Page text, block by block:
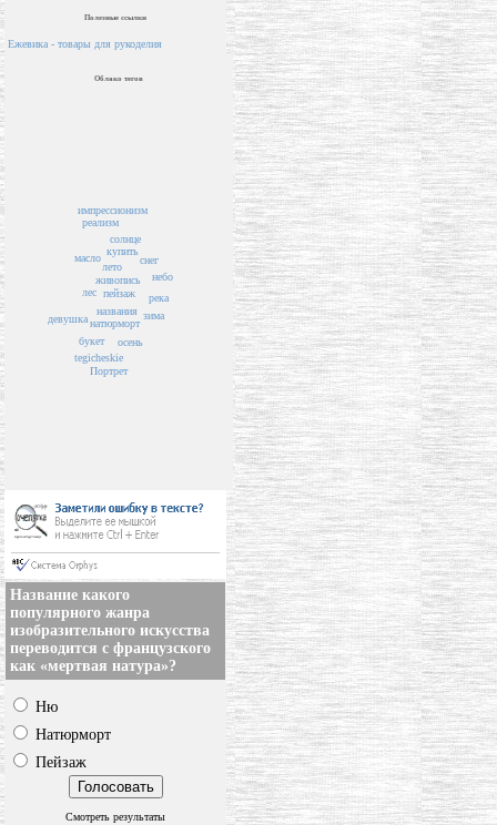
Полезные ссылки
Ежевика - товары для рукоделия
Облако тегов
пейзаж
названия
живопись
лето
натюрморт
купить
солнце
лес
зима
осень
букет
масло
река
снег
tegicheskie
реализм
небо
импрессионизм
Портрет
девушка
Название какого
популярного жанра
изобразительного искусства
переводится с французского
как «мертвая натура»?
Ню
Натюрморт
Пейзаж
Смотреть результаты